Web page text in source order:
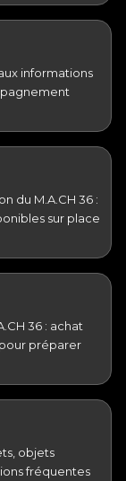
informations
du M.A.CH 36 :
sur place
36 : achat
préparer
objets
fréquentes